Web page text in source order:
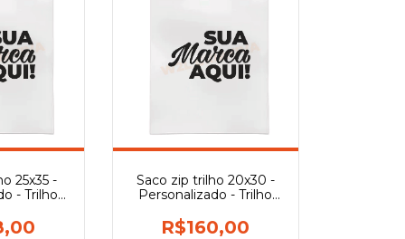
25x35 -
- Trilho
Saco zip trilho 20x30 -
Personalizado - Trilho
R$160,00